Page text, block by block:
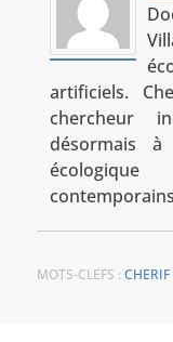
artificiels.
chercheur
désormais
MOTS-CLEFS :